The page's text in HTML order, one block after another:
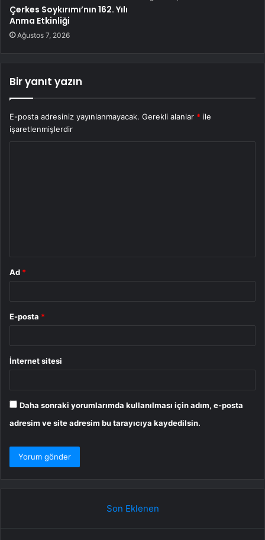
Çerkes Soykırımı’nın 162. Yılı
Anma Etkinliği
Ağustos 7, 2026
Bir yanıt yazın
E-posta adresiniz yayınlanmayacak. Gerekli alanlar * ile
işaretlenmişlerdir
Ad *
E-posta *
İnternet sitesi
Daha sonraki yorumlarımda kullanılması için adım, e-posta
adresim ve site adresim bu tarayıcıya kaydedilsin.
Son Eklenen